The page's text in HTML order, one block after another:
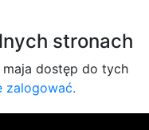
stronach
dostęp do tych
zalogować.